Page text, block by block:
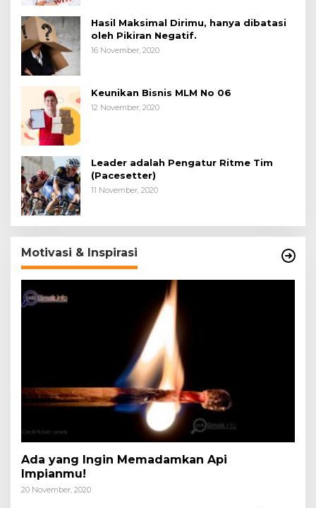
Hasil Maksimal Dirimu, hanya dibatasi
oleh Pikiran Negatif.
16 November, 2020
Keunikan Bisnis MLM No 06
12 November, 2020
Leader adalah Pengatur Ritme Tim
(Pacesetter)
11 November, 2020
Motivasi & Inspirasi
Ada yang Ingin Memadamkan Api
Impianmu!
20 November, 2020